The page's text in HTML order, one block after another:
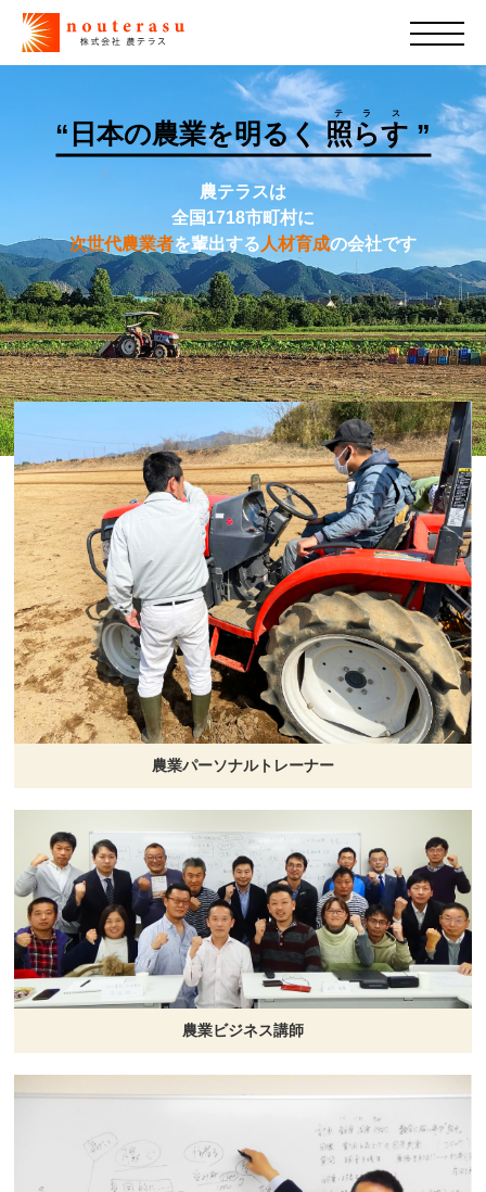
“日本の農業を明るく照らす
テラス
”
農テラスは
全国1718市町村に
次世代農業者を輩出する 人材育成の会社です
農業パーソナルトレーナー
農業ビジネス講師